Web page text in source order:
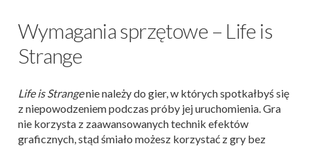
Wymagania sprzętowe – Life is
Strange
Life is Strangenie należy do gier, w których spotkałbyś się
z niepowodzeniem podczas próby jej uruchomienia. Gra
nie korzysta z zaawansowanych technik efektów
graficznych, stąd śmiało możesz korzystać z gry bez